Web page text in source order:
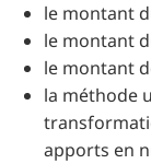
le montant
le montant
le montant
la méthode
apports en